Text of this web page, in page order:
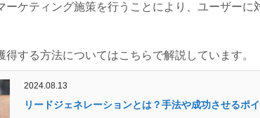
ーケティング施策を行うことにより、ユーザーに
得する方法についてはこちらで解説しています。
2024.08.13
リードジェネレーションとは？手法や成功させるポ